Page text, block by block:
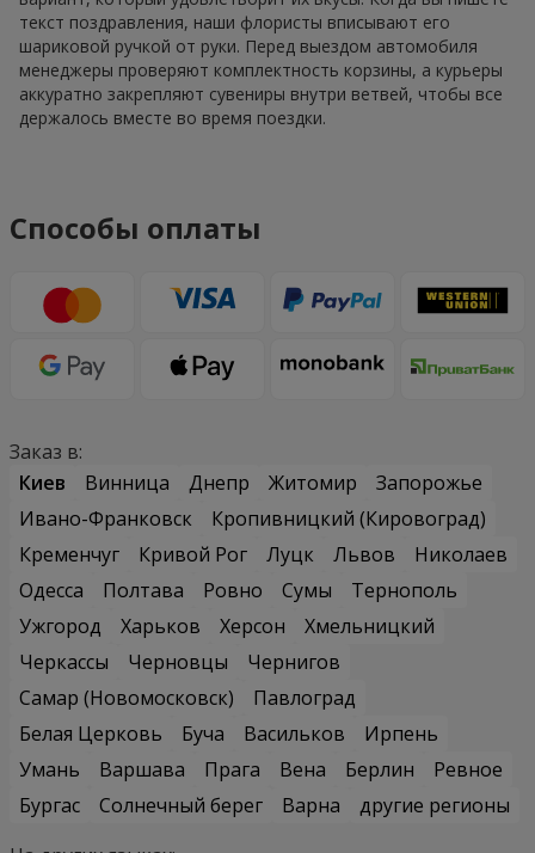
текст поздравления, наши флористы вписывают его
шариковой ручкой от руки. Перед выездом автомобиля
менеджеры проверяют комплектность корзины, а курьеры
аккуратно закрепляют сувениры внутри ветвей, чтобы все
держалось вместе во время поездки.
Способы оплаты
Заказ в:
Киев
Винница Днепр Житомир
Запорожье
Ивано-Франковск
Кропивницкий (Кировоград)
Кременчуг
Кривой Рог Луцк Львов
Николаев
Одесса
Полтава Ровно Сумы
Тернополь
Ужгород
Харьков Херсон
Хмельницкий
Черкассы
Черновцы
Чернигов
Самар (Новомосковск)
Павлоград
Белая Церковь
Буча Васильков
Ирпень
Умань
Варшава Прага Вена Берлин
Ревное
Бургас
Солнечный берег Варна
другие регионы